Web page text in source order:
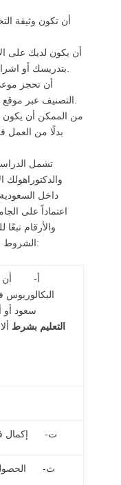
أن تكون وثيقة
أن يكون لديك على
أن تحجز
من الممكن أن يكون
بدلًا من العمل
تشمل
والدكتوراهولك
داخل
اعتماداً على
والأرقام تبعًا
الشروط خاصّة بجامعة الملك سعود بالرياض:
سعود أو
التعليم بشرط
ت‌- إكمال
ث‌- الحصول